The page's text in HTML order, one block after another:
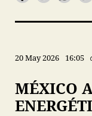
20 May 2026 16:05
MÉXICO